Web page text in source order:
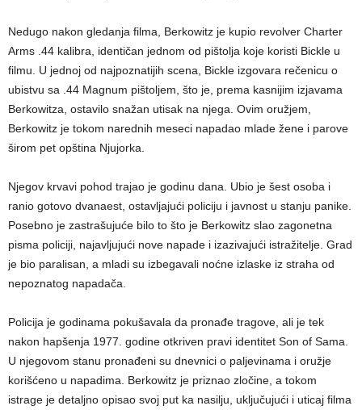
Nedugo nakon gledanja filma, Berkowitz je kupio revolver Charter
Arms .44 kalibra, identičan jednom od pištolja koje koristi Bickle u
filmu. U jednoj od najpoznatijih scena, Bickle izgovara rečenicu o
ubistvu sa .44 Magnum pištoljem, što je, prema kasnijim izjavama
Berkowitza, ostavilo snažan utisak na njega. Ovim oružjem,
Berkowitz je tokom narednih meseci napadao mlade žene i parove
širom pet opština Njujorka.
Njegov krvavi pohod trajao je godinu dana. Ubio je šest osoba i
ranio gotovo dvanaest, ostavljajući policiju i javnost u stanju panike.
Posebno je zastrašujuće bilo to što je Berkowitz slao zagonetna
pisma policiji, najavljujući nove napade i izazivajući istražitelje. Grad
je bio paralisan, a mladi su izbegavali noćne izlaske iz straha od
nepoznatog napadača.
Policija je godinama pokušavala da pronađe tragove, ali je tek
nakon hapšenja 1977. godine otkriven pravi identitet Son of Sama.
U njegovom stanu pronađeni su dnevnici o paljevinama i oružje
korišćeno u napadima. Berkowitz je priznao zločine, a tokom
istrage je detaljno opisao svoj put ka nasilju, uključujući i uticaj filma